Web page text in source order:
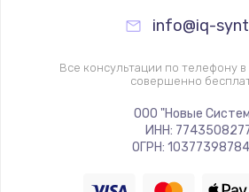
Замена
700 руб.
Заказать
Замена ТЭНа
2500 руб.
info@iq-
Все консультации по телефону
совершенно
ООО "Новые
ИНН:
ОГРН: